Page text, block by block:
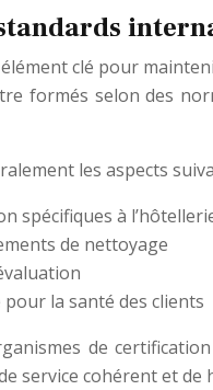
clé pour
formés selon des
les aspects
spécifiques à
de nettoyage
pour la santé des clients
de
service cohérent et